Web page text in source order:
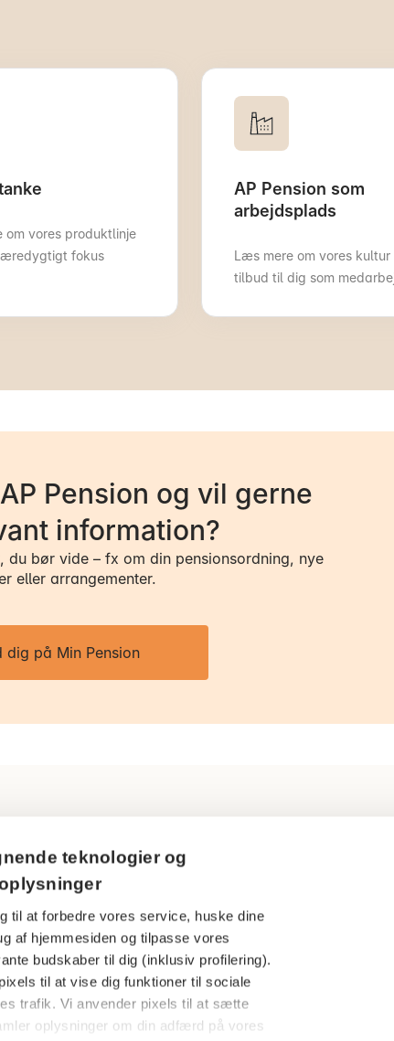
teknologier og
til at forbedre vores service, huske dine
af hjemmesiden og tilpasse vores
budskaber til dig (inklusiv profilering).
til at vise dig funktioner til sociale
trafik. Vi anvender pixels til at sætte
oplysninger om din adfærd på vores
om vores produktlinje
fokus
AP Pension som
arbejdsplads
Læs mere om vores kultur
tilbud til dig som
Pension og vil gerne
information?
bør vide – fx om din pensionsordning, nye
eller arrangementer.
dig på Min Pension
Ring til os
Åbningstider
Man-tors: 09.00-16.00
Fredag: 09.00-15.00